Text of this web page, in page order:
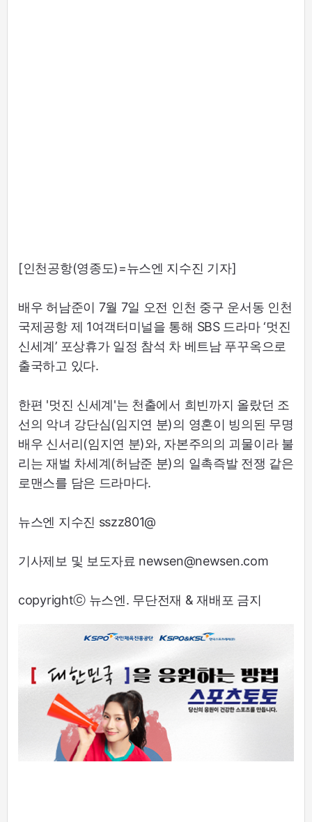
[인천공항(영종도)=뉴스엔 지수진 기자]
배우 허남준이 7월 7일 오전 인천 중구 운서동 인천
국제공항 제 1여객터미널을 통해 SBS 드라마 ‘멋진
신세계’ 포상휴가 일정 참석 차 베트남 푸꾸옥으로
출국하고 있다.
한편 '멋진 신세계'는 천출에서 희빈까지 올랐던 조
선의 악녀 강단심(임지연 분)의 영혼이 빙의된 무명
배우 신서리(임지연 분)와, 자본주의의 괴물이라 불
리는 재벌 차세계(허남준 분)의 일촉즉발 전쟁 같은
로맨스를 담은 드라마다.
뉴스엔 지수진 sszz801@
기사제보 및 보도자료 newsen@newsen.com
copyrightⓒ 뉴스엔. 무단전재 & 재배포 금지